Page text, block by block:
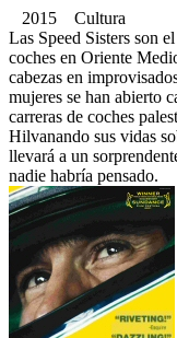
2015 Cultura
Las Speed Sisters son
coches en Oriente
cabezas en
mujeres se han abierto
carreras de coches
Hilvanando sus vidas
llevará a un
nadie habría pensado.